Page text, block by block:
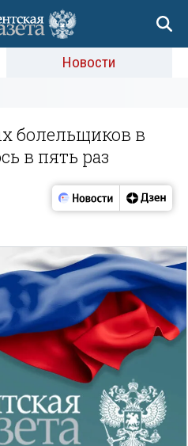
Новости
болельщиков в
в пять раз